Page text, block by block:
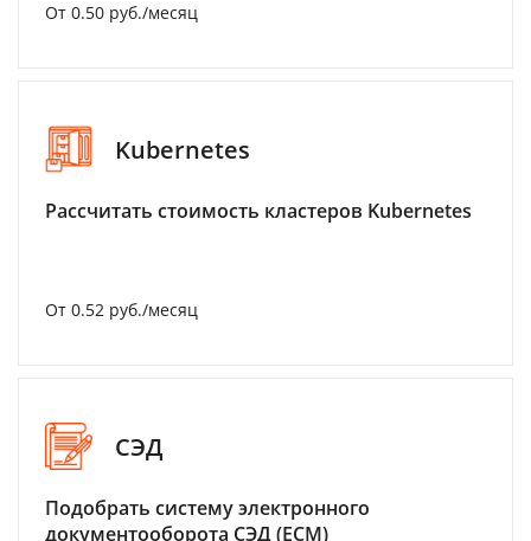
От 0.50 руб./месяц
Kubernetes
Рассчитать стоимость кластеров Kubernetes
От 0.52 руб./месяц
СЭД
Подобрать систему электронного
документооборота СЭД (ECM)